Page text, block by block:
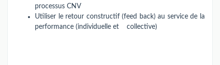
processus CNV
Utiliser le retour constructif (feed back) au service de la
performance (individuelle et collective)